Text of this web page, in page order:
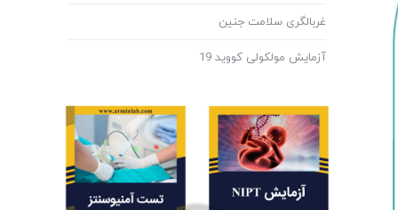
غربالگری سلامت جنین
آزمایش مولکولی کووید 19